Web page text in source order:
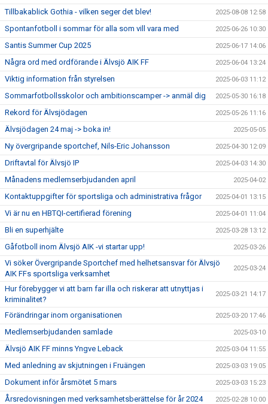
Tillbakablick Gothia - vilken seger det blev! 2025-08-08 12:58
Spontanfotboll i sommar för alla som vill vara med 2025-06-26 10:30
Santis Summer Cup 2025 2025-06-17 14:06
Några ord med ordförande i Älvsjö AIK FF 2025-06-04 13:24
Viktig information från styrelsen 2025-06-03 11:12
Sommarfotbollsskolor och ambitionscamper -> anmäl dig 2025-05-30 16:18
Rekord för Älvsjödagen 2025-05-26 11:16
Älvsjödagen 24 maj -> boka in! 2025-05-05
Ny övergripande sportchef, Nils-Eric Johansson 2025-04-30 12:09
Driftavtal för Älvsjö IP 2025-04-03 14:30
Månadens medlemserbjudanden april 2025-04-02
Kontaktuppgifter för sportsliga och administrativa frågor 2025-04-01 13:15
Vi är nu en HBTQI-certifierad förening 2025-04-01 11:04
Bli en superhjälte 2025-03-28 13:12
Gåfotboll inom Älvsjö AIK -vi startar upp! 2025-03-26
Vi söker Övergripande Sportchef med helhetsansvar för Älvsjö
AIK FFs sportsliga verksamhet
2025-03-24
Hur förebygger vi att barn far illa och riskerar att utnyttjas i
kriminalitet?
2025-03-21 14:17
Förändringar inom organisationen 2025-03-20 17:46
Medlemserbjudanden samlade 2025-03-10
Älvsjö AIK FF minns Yngve Leback 2025-03-04 11:55
Med anledning av skjutningen i Fruängen 2025-03-03 19:05
Dokument inför årsmötet 5 mars 2025-03-03 15:23
Årsredovisningen med verksamhetsberättelse för år 2024 2025-02-28 10:00